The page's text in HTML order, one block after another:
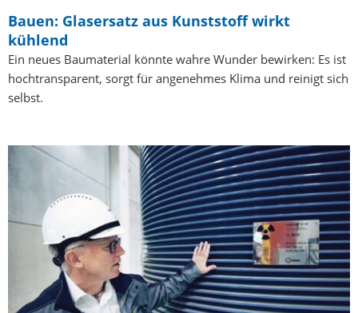
Bauen: Glasersatz aus Kunststoff wirkt
kühlend
Ein neues Baumaterial könnte wahre Wunder bewirken: Es ist
hochtransparent, sorgt für angenehmes Klima und reinigt sich
selbst.